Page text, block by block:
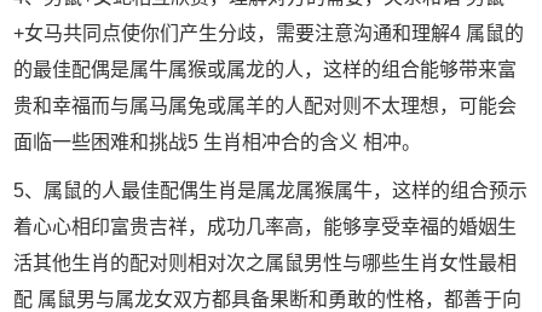
+女马共同点使你们产生分歧，需要注意沟通和理解4 属鼠的
的最佳配偶是属牛属猴或属龙的人，这样的组合能够带来富
贵和幸福而与属马属兔或属羊的人配对则不太理想，可能会
面临一些困难和挑战5 生肖相冲合的含义 相冲。
5、属鼠的人最佳配偶生肖是属龙属猴属牛，这样的组合预示
着心心相印富贵吉祥，成功几率高，能够享受幸福的婚姻生
活其他生肖的配对则相对次之属鼠男性与哪些生肖女性最相
配 属鼠男与属龙女双方都具备果断和勇敢的性格，都善于向